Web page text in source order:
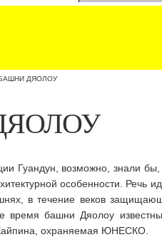
ДЯОЛОУ
Гуандун, возможно, знали
особенности. Речь
в течение веков
время башни Дяолоу известны
охраняемая ЮНЕСКО.